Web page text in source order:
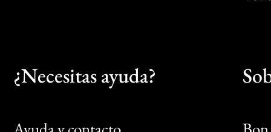
¿Necesitas ayuda?